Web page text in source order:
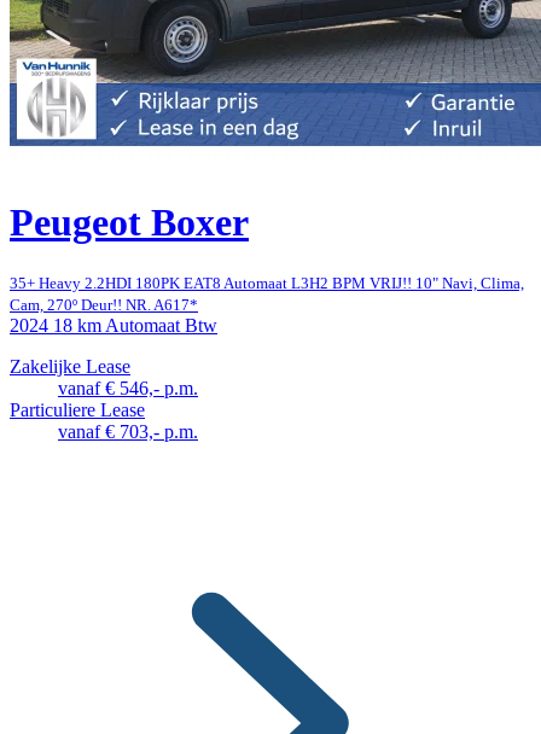
Peugeot Boxer
35+ Heavy 2.2HDI 180PK EAT8 Automaat L3H2 BPM VRIJ!! 10" Navi, Clima,
Cam, 270º Deur!! NR. A617*
2024 18 km Automaat Btw
Zakelijke Lease
vanaf € 546,- p.m.
Particuliere Lease
vanaf € 703,- p.m.